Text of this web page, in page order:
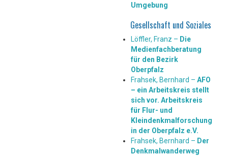
Umgebung
Gesellschaft und Soziales
Löffler, Franz – Die
Medienfachberatung
für den Bezirk
Oberpfalz
Frahsek, Bernhard –AFO
– ein Arbeitskreis stellt
sich vor. Arbeitskreis
für Flur- und
Kleindenkmalforschung
in der Oberpfalz e.V.
Frahsek, Bernhard – Der
Denkmalwanderweg